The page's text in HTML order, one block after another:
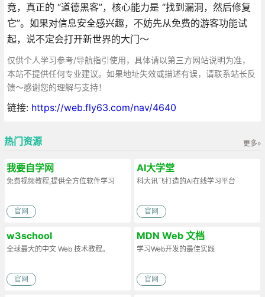
竟，真正的 “道德黑客”，核心能力是 “找到漏洞，然后修复
它”。如果对信息安全感兴趣，不妨先从免费的游客功能试
起，说不定会打开新世界的大门～
仅供个人学习参考/导航指引使用，具体请以第三方网站说明为准，
本站不提供任何专业建议。如果地址失效或描述有误，请联系站长反
馈～感谢您的理解与支持！
链接: https://web.fly63.com/nav/4640
更多»
热门资源
我要自学网
免费视频教程,提供全方位软件学习
官网
AI大学堂
科大讯飞打造的AI在线学习平台
官网
w3school
全球最大的中文 Web 技术教程。
官网
MDN Web 文档
学习Web开发的最佳实践
官网